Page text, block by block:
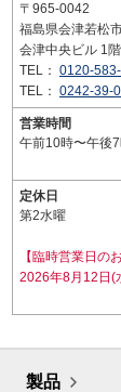
〒965-0042
福島県会津若松
会津中央ビル 1階
TEL： 0120-
TEL： 0242-39-
営業時間
午前10時〜午後
定休日
第2水曜
【臨時営業日の
2026年8月12日(
製品